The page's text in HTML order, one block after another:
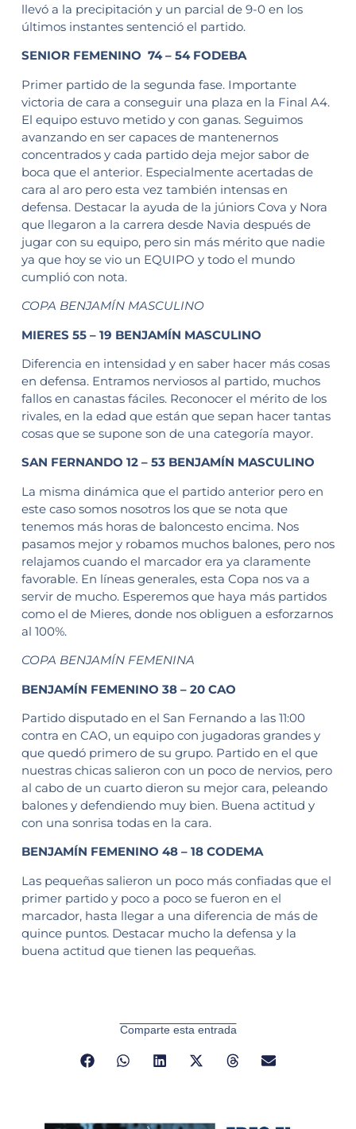
llevó a la precipitación y un parcial de 9-0 en los
últimos instantes sentenció el partido.
SENIOR FEMENINO 74 – 54 FODEBA
Primer partido de la segunda fase. Importante
victoria de cara a conseguir una plaza en la Final A4.
El equipo estuvo metido y con ganas. Seguimos
avanzando en ser capaces de mantenernos
concentrados y cada partido deja mejor sabor de
boca que el anterior. Especialmente acertadas de
cara al aro pero esta vez también intensas en
defensa. Destacar la ayuda de la júniors Cova y Nora
que llegaron a la carrera desde Navia después de
jugar con su equipo, pero sin más mérito que nadie
ya que hoy se vio un EQUIPO y todo el mundo
cumplió con nota.
COPA BENJAMÍN MASCULINO
MIERES 55 – 19 BENJAMÍN MASCULINO
Diferencia en intensidad y en saber hacer más cosas
en defensa. Entramos nerviosos al partido, muchos
fallos en canastas fáciles. Reconocer el mérito de los
rivales, en la edad que están que sepan hacer tantas
cosas que se supone son de una categoría mayor.
SAN FERNANDO 12 – 53 BENJAMÍN MASCULINO
La misma dinámica que el partido anterior pero en
este caso somos nosotros los que se nota que
tenemos más horas de baloncesto encima. Nos
pasamos mejor y robamos muchos balones, pero nos
relajamos cuando el marcador era ya claramente
favorable. En líneas generales, esta Copa nos va a
servir de mucho. Esperemos que haya más partidos
como el de Mieres, donde nos obliguen a esforzarnos
al 100%.
COPA BENJAMÍN FEMENINA
BENJAMÍN FEMENINO 38 – 20 CAO
Partido disputado en el San Fernando a las 11:00
contra en CAO, un equipo con jugadoras grandes y
que quedó primero de su grupo. Partido en el que
nuestras chicas salieron con un poco de nervios, pero
al cabo de un cuarto dieron su mejor cara, peleando
balones y defendiendo muy bien. Buena actitud y
con una sonrisa todas en la cara.
BENJAMÍN FEMENINO 48 – 18 CODEMA
Las pequeñas salieron un poco más confiadas que el
primer partido y poco a poco se fueron en el
marcador, hasta llegar a una diferencia de más de
quince puntos. Destacar mucho la defensa y la
buena actitud que tienen las pequeñas.
Comparte esta entrada